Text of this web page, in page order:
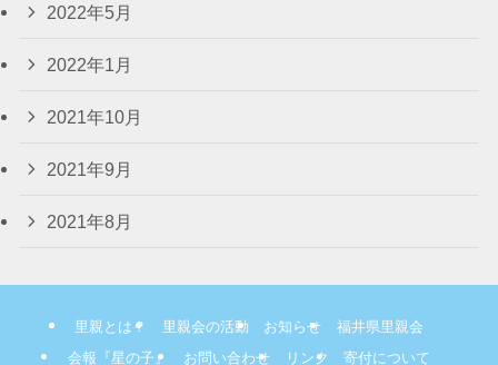
2022年5月
2022年1月
2021年10月
2021年9月
2021年8月
里親とは？ 里親会の活動 お知らせ
福井県里親会
会報『星の子』
お問い合わせ リンク 寄付について